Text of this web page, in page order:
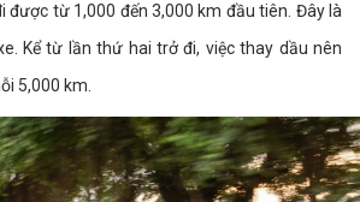
được từ 1,000 đến 3,000 km đầu tiên. Đây là
Kể từ lần thứ hai trở đi, việc thay dầu nên
5,000 km.